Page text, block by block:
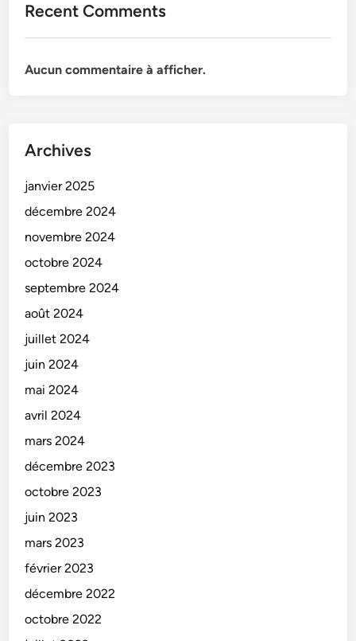
Recent Comments
Aucun commentaire à afficher.
Archives
janvier 2025
décembre 2024
novembre 2024
octobre 2024
septembre 2024
août 2024
juillet 2024
juin 2024
mai 2024
avril 2024
mars 2024
décembre 2023
octobre 2023
juin 2023
mars 2023
février 2023
décembre 2022
octobre 2022